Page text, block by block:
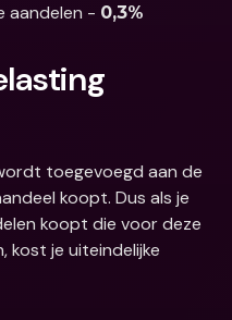
- 0,3%
toegevoegd aan de
koopt. Dus als je
koopt die voor deze
kost je uiteindelijke